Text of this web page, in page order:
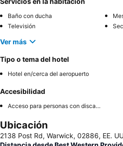
Baño con ducha
Televisión
Ver más
Tipo o tema del hotel
Hotel en/cerca del aeropuerto
Accesibilidad
Acceso para personas con discapacidad
Ubicación
2138 Post Rd, Warwick, 02886, EE.